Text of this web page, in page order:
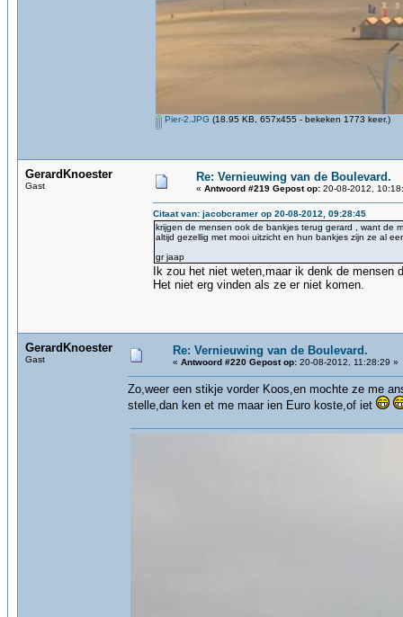
Pier-2.JPG (18.95 KB, 657x455 - bekeken 1773 keer.)
GerardKnoester
Gast
Re: Vernieuwing van de Boulevard.
« Antwoord #219 Gepost op: 20-08-2012,
Citaat van: jacobcramer op 20-08-2012, 09:28:45
krijgen de mensen ook de bankjes terug gerard , want de
altijd gezellig met mooi uitzicht en hun bankjes zijn ze al
gr jaap
Ik zou het niet weten,maar ik denk de mensen
Het niet erg vinden als ze er niet komen.
GerardKnoester
Gast
Re: Vernieuwing van de Boulevard.
« Antwoord #220 Gepost op: 20-08-2012, 11:28:29 »
Zo,weer een stikje vorder Koos,en mochte ze me
stelle,dan ken et me maar ien Euro koste,of iet